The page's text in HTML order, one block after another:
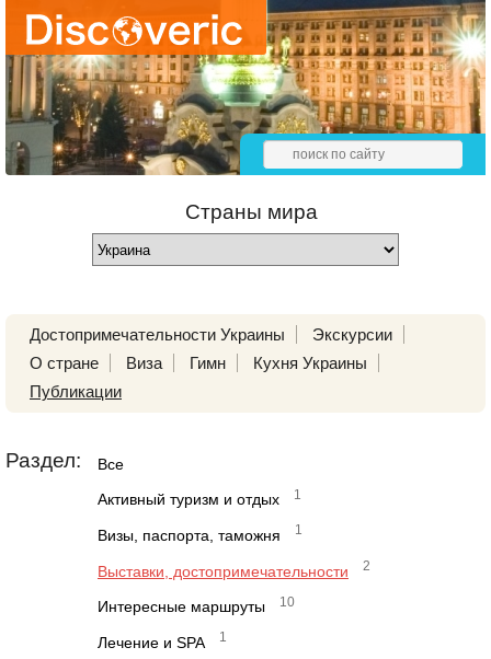
Страны мира
Достопримечательности Украины
Экскурсии
О стране
Виза Гимн
Кухня Украины
Публикации
Раздел: Все
Активный туризм и отдых 1
Визы, паспорта, таможня 1
Выставки, достопримечательности 2
Интересные маршруты 10
Лечение и SPA 1